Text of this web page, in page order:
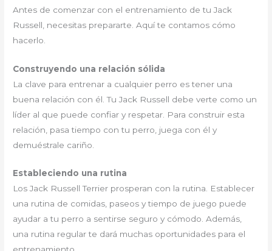
Antes de comenzar con el entrenamiento de tu Jack
Russell, necesitas prepararte. Aquí te contamos cómo
hacerlo.
Construyendo una relación sólida
La clave para entrenar a cualquier perro es tener una
buena relación con él. Tu Jack Russell debe verte como un
líder al que puede confiar y respetar. Para construir esta
relación, pasa tiempo con tu perro, juega con él y
demuéstrale cariño.
Estableciendo una rutina
Los Jack Russell Terrier prosperan con la rutina. Establecer
una rutina de comidas, paseos y tiempo de juego puede
ayudar a tu perro a sentirse seguro y cómodo. Además,
una rutina regular te dará muchas oportunidades para el